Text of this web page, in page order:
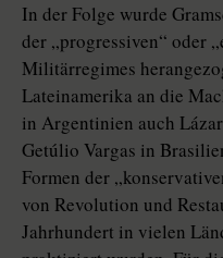
In der Folge wurde
der „progressiven“ oder
Militärregimes
Lateinamerika an die
in Argentinien auch
Getúlio Vargas in
Formen der
von Revolution und
Jahrhundert in vielen